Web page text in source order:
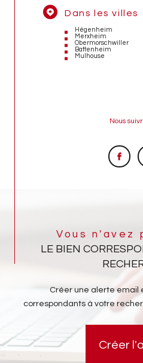
Dans les villes
Hégenheim
Merxheim
Obermorschwiller
Battenheim
Mulhouse
Nous
Vous
LE BIEN
Créer une alerte email
correspondants à votre
Créer